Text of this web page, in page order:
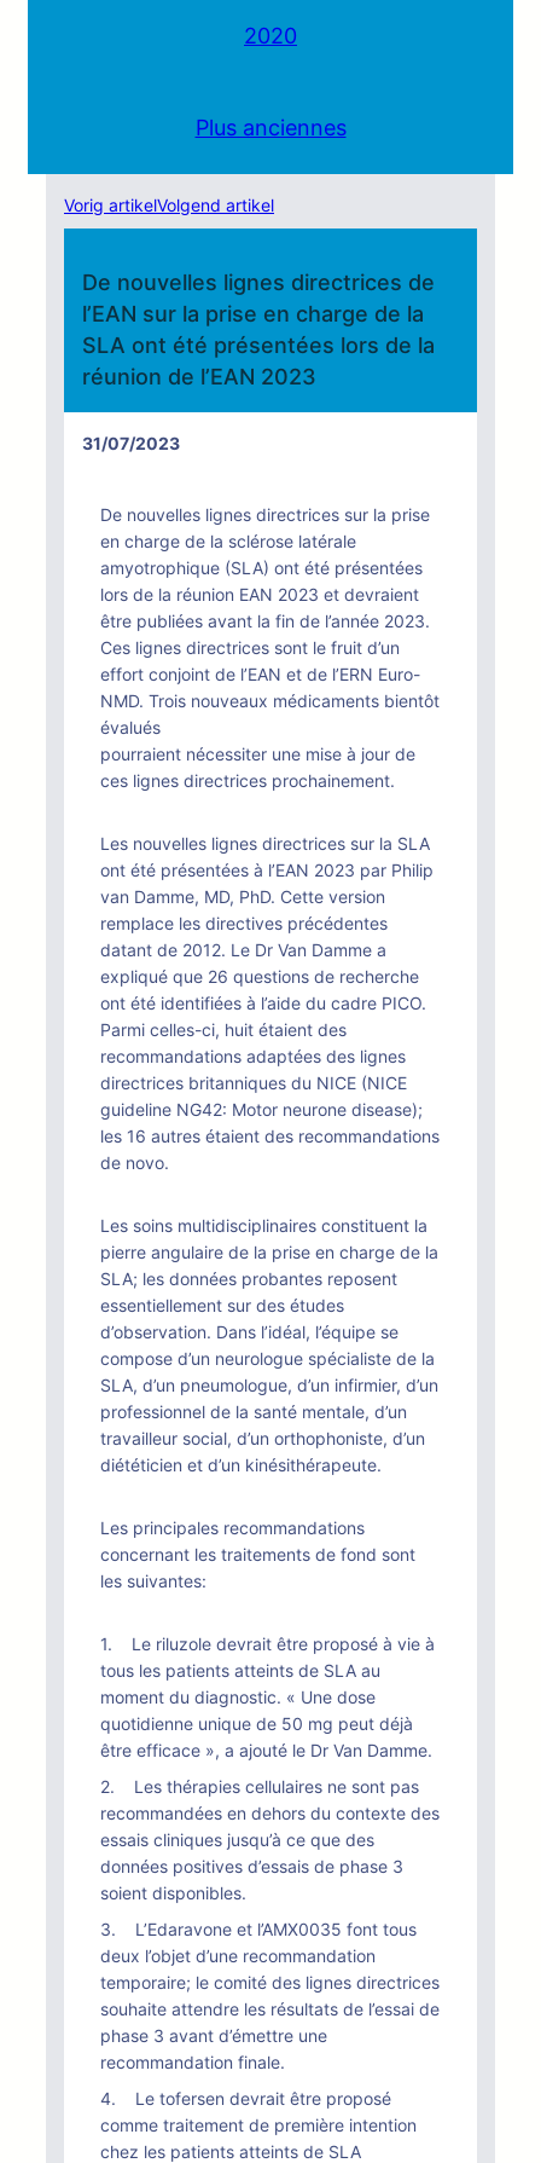
2020
Plus anciennes
Vorig artikelVolgend artikel
De nouvelles lignes directrices de
l’EAN sur la prise en charge de la
SLA ont été présentées lors de la
réunion de l’EAN 2023
31/07/2023
De nouvelles lignes directrices sur la prise
en charge de la sclérose latérale
amyotrophique (SLA) ont été présentées
lors de la réunion EAN 2023 et devraient
être publiées avant la fin de l’année 2023.
Ces lignes directrices sont le fruit d’un
effort conjoint de l’EAN et de l’ERN Euro-
NMD. Trois nouveaux médicaments bientôt
évalués
pourraient nécessiter une mise à jour de
ces lignes directrices prochainement.
Les nouvelles lignes directrices sur la SLA
ont été présentées à l’EAN 2023 par Philip
van Damme, MD, PhD. Cette version
remplace les directives précédentes
datant de 2012. Le Dr Van Damme a
expliqué que 26 questions de recherche
ont été identifiées à l’aide du cadre PICO.
Parmi celles-ci, huit étaient des
recommandations adaptées des lignes
directrices britanniques du NICE (NICE
guideline NG42: Motor neurone disease);
les 16 autres étaient des recommandations
de novo.
Les soins multidisciplinaires constituent la
pierre angulaire de la prise en charge de la
SLA; les données probantes reposent
essentiellement sur des études
d’observation. Dans l’idéal, l’équipe se
compose d’un neurologue spécialiste de la
SLA, d’un pneumologue, d’un infirmier, d’un
professionnel de la santé mentale, d’un
travailleur social, d’un orthophoniste, d’un
diététicien et d’un kinésithérapeute.
Les principales recommandations
concernant les traitements de fond sont
les suivantes:
1. Le riluzole devrait être proposé à vie à
tous les patients atteints de SLA au
moment du diagnostic. « Une dose
quotidienne unique de 50 mg peut déjà
être efficace », a ajouté le Dr Van Damme.
2. Les thérapies cellulaires ne sont pas
recommandées en dehors du contexte des
essais cliniques jusqu’à ce que des
données positives d’essais de phase 3
soient disponibles.
3. L’Edaravone et l’AMX0035 font tous
deux l’objet d’une recommandation
temporaire; le comité des lignes directrices
souhaite attendre les résultats de l’essai de
phase 3 avant d’émettre une
recommandation finale.
4. Le tofersen devrait être proposé
comme traitement de première intention
chez les patients atteints de SLA